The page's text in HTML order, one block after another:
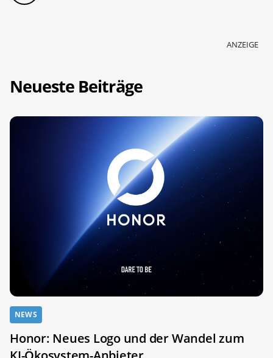
ANZEIGE
Neueste Beiträge
NEWS
Honor: Neues Logo und der Wandel zum